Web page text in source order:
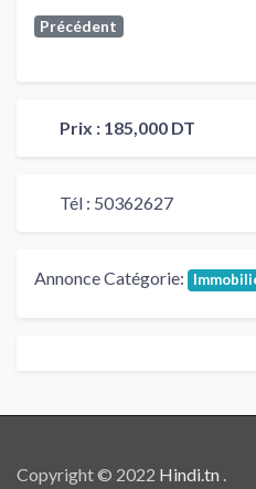
Précédent
Prix : 185,000 DT
Tél : 50362627
Annonce Catégorie:
Copyright © 2022 Hindi.tn .